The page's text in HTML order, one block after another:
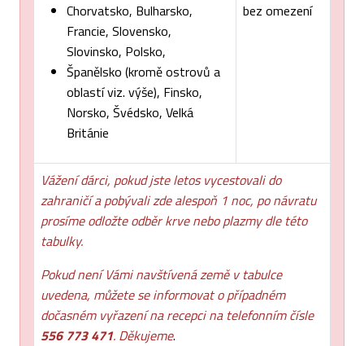
Chorvatsko, Bulharsko,
Francie, Slovensko,
Slovinsko, Polsko,
Španělsko (kromě ostrovů a
oblastí viz. výše), Finsko,
Norsko, Švédsko, Velká
Británie
bez omezení
Vážení dárci, pokud jste letos vycestovali do
zahraničí a pobývali zde alespoň 1 noc, po návratu
prosíme odložte odběr krve nebo plazmy dle této
tabulky.
Pokud není Vámi navštívená země v tabulce
uvedena, můžete se informovat o případném
dočasném vyřazení na recepci na telefonním čísle
556 773 471. Děkujeme.